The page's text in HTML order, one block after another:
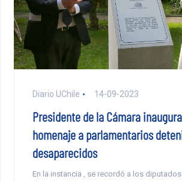
Diario UChile 14-09-2023
Presidente de la Cámara
homenaje a parlamentarios
desaparecidos
En la instancia , se recordó a los